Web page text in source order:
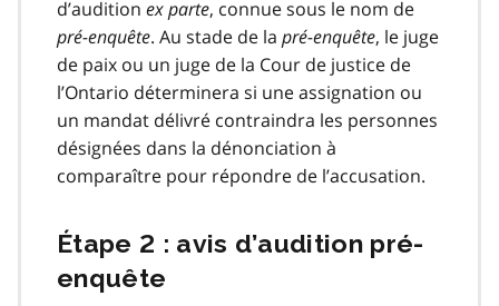
d’audition ex parte, connue sous le nom de
pré-enquête. Au stade de la pré-enquête, le juge
de paix ou un juge de la Cour de justice de
l’Ontario déterminera si une assignation ou
un mandat délivré contraindra les personnes
désignées dans la dénonciation à
comparaître pour répondre de l’accusation.
Étape 2 : avis d’audition pré-
enquête